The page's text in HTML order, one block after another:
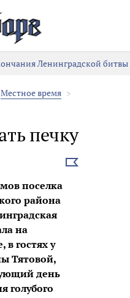
Ленинградской битвы
Местное время
печку
Выбрать
поселка
района
на
в гостях у
Тятовой,
день
голубого